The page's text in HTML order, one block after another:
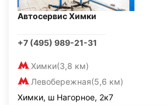
Автосервис Химки
+7 (495) 989-21-31
Химки(3,8 км)
Левобережная(5,6 км)
Химки, ш Нагорное, 2к7